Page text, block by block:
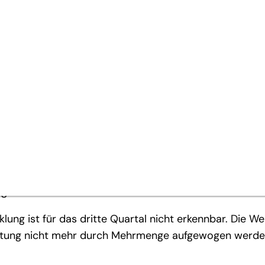
im ersten Halbjahr 2010 für sich
nahezu voll auslasten. Mit deutlichem
die nur schrittweise an die Endkunden
des Konzerns auch in der ersten
ist für das dritte Quartal nicht erkennbar. Die
nicht mehr durch Mehrmenge aufgewogen